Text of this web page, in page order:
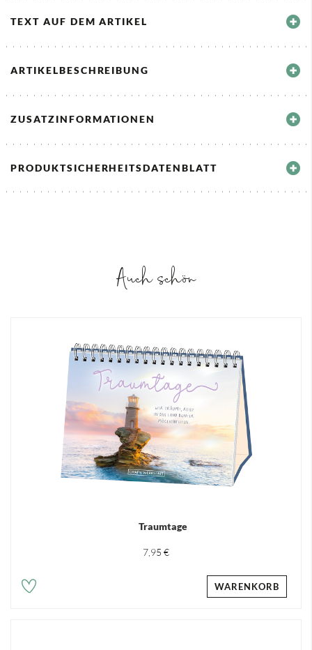
TEXT AUF DEM ARTIKEL
ARTIKELBESCHREIBUNG
ZUSATZINFORMATIONEN
PRODUKTSICHERHEITSDATENBLATT
Auch schön
Traumtage
7,95 €
WARENKORB